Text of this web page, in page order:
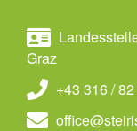
Graz
+43 316 /